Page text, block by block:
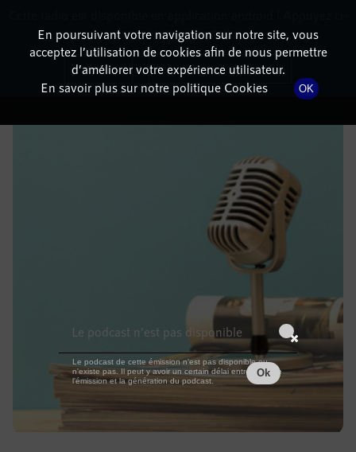
DÉTAILS DE L'ÉPISODE
29 août 2022à 4h59, durée : Invalid date
En poursuivant votre navigation sur notre site, vous
acceptez l’utilisation de cookies afin de nous permettre
d’améliorer votre expérience utilisateur.
En savoir plus sur notre politique Cookies
OK
dessous pour l'installer.
Non merci Télécharger l'application
Le podcast n'est pas disponible
Le podcast de cette émission n'est pas disponible ou
n'existe pas. Il peut y avoir un certain délai entre la fin de
l'émission et la génération du podcast.
Ok